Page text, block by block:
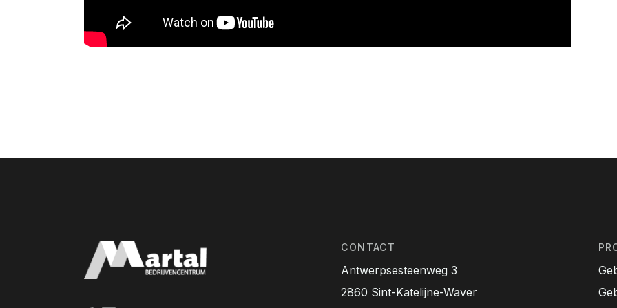
CONTACT
Antwerpsesteenweg 3
2860 Sint-Katelijne-Waver